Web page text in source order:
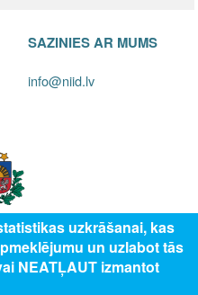
SAZINIES AR MUMS
info@niid.lv
publicētā satura visas tiesības
uzkrāšanai, kas
un uzlabot tās
NEATĻAUT izmantot